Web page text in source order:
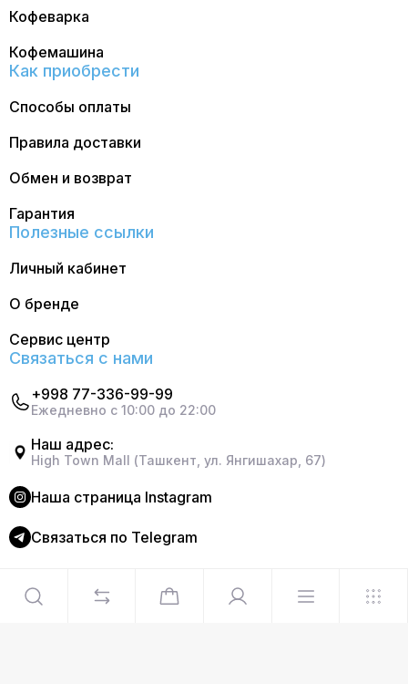
Кофеварка
Кофемашина
Как приобрести
Способы оплаты
Правила доставки
Обмен и возврат
Гарантия
Полезные ссылки
Личный кабинет
О бренде
Сервис центр
Связаться с нами
+998 77-336-99-99
Ежедневно с 10:00 до 22:00
Наш адрес:
High Town Mall (Ташкент, ул. Янгишахар, 67)
Наша страница Instagram
Cвязаться по Telegram
©2024 Официальный интернет магазин Delonghi. Все